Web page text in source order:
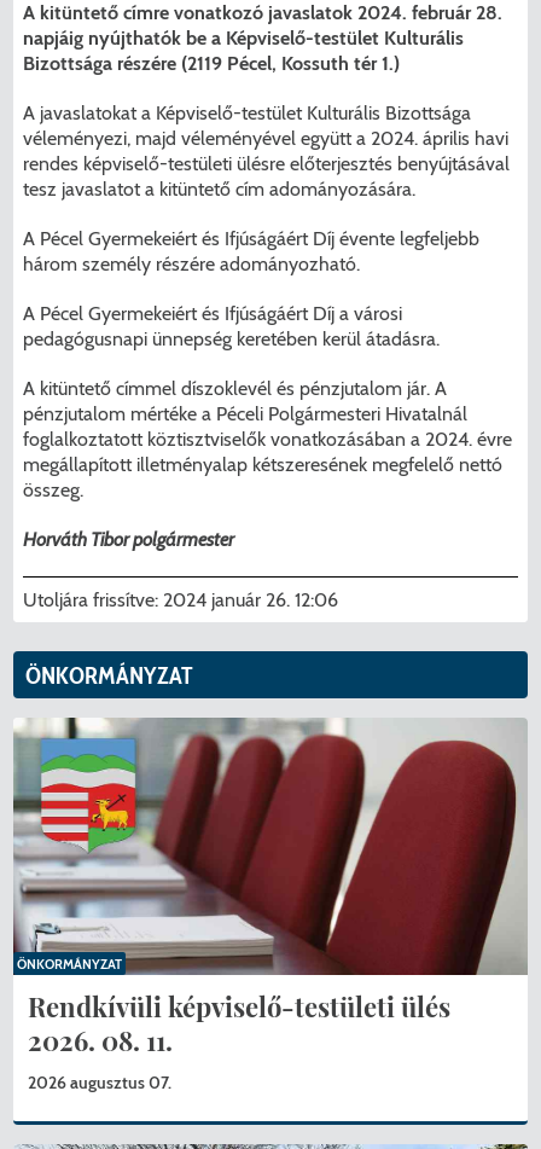
A kitüntető címre vonatkozó javaslatok 2024. február 28.
napjáig nyújthatók be a Képviselő-testület Kulturális
Bizottsága részére (2119 Pécel, Kossuth tér 1.)
A javaslatokat a Képviselő-testület Kulturális Bizottsága
véleményezi, majd véleményével együtt a 2024. április havi
rendes képviselő-testületi ülésre előterjesztés benyújtásával
tesz javaslatot a kitüntető cím adományozására.
A Pécel Gyermekeiért és Ifjúságáért Díj évente legfeljebb
három személy részére adományozható.
A Pécel Gyermekeiért és Ifjúságáért Díj a városi
pedagógusnapi ünnepség keretében kerül átadásra.
A kitüntető címmel díszoklevél és pénzjutalom jár. A
pénzjutalom mértéke a Péceli Polgármesteri Hivatalnál
foglalkoztatott köztisztviselők vonatkozásában a 2024. évre
megállapított illetményalap kétszeresének megfelelő nettó
összeg.
Horváth Tibor polgármester
Utoljára frissítve: 2024 január 26. 12:06
ÖNKORMÁNYZAT
Rendkívüli képviselő-testületi ülés
2026. 08. 11.
2026 augusztus 07.
ÖNKORMÁNYZAT